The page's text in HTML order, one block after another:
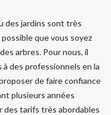
des jardins sont très
que vous soyez
arbres. Pour nous, il
des professionnels en la
de faire confiance
plusieurs années
des tarifs très abordables